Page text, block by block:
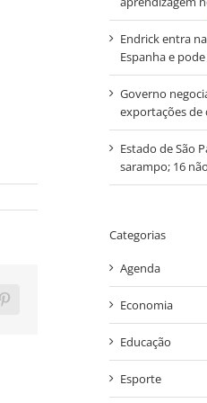
Pinterest
Endrick entra
Espanha e
Governo
exportações de
Estado de São
sarampo; 16
Categorias
Agenda
Economia
Educação
Esporte